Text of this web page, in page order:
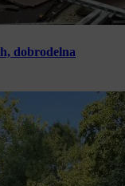
dobrodelna